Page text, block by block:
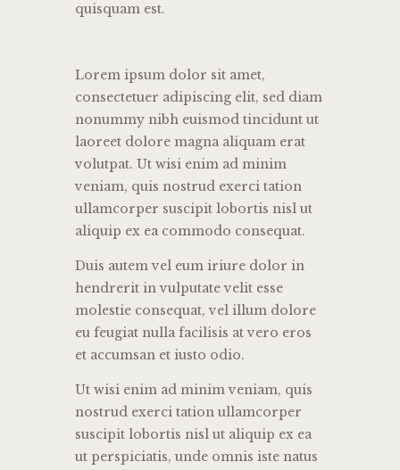
quisquam est.
Lorem ipsum dolor sit amet,
consectetuer adipiscing elit, sed diam
nonummy nibh euismod tincidunt ut
laoreet dolore magna aliquam erat
volutpat. Ut wisi enim ad minim
veniam, quis nostrud exerci tation
ullamcorper suscipit lobortis nisl ut
aliquip ex ea commodo consequat.
Duis autem vel eum iriure dolor in
hendrerit in vulputate velit esse
molestie consequat, vel illum dolore
eu feugiat nulla facilisis at vero eros
et accumsan et iusto odio.
Ut wisi enim ad minim veniam, quis
nostrud exerci tation ullamcorper
suscipit lobortis nisl ut aliquip ex ea
ut perspiciatis, unde omnis iste natus